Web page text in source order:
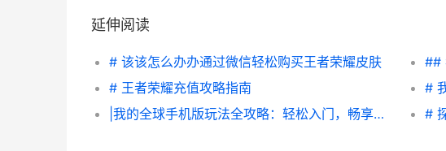
延伸阅读
# 该该怎么办办通过微信轻松购买王者荣耀皮肤
##
# 王者荣耀充值攻略指南
#
|我的全球手机版玩法全攻略：轻松入门，畅享无限乐趣|
#